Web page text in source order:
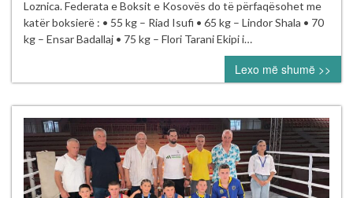
boksierë
në
Evropian
U19
në
Loznicë
Loznica. Federata e Boksit e Kosovës do të përfaqësohet me
katër boksierë : • 55 kg – Riad Isufi • 65 kg – Lindor Shala • 70
kg – Ensar Badallaj • 75 kg – Flori Tarani Ekipi i…
Lexo më shumë >>